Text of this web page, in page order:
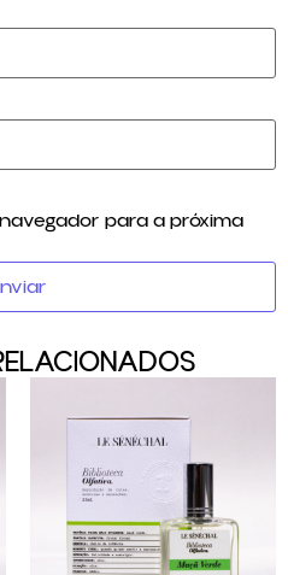
para a próxima